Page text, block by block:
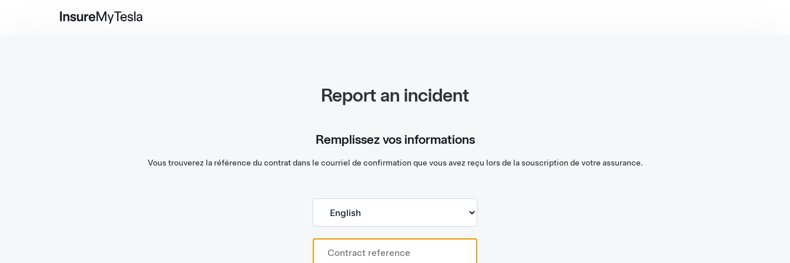
Report an incident
Remplissez vos informations
Vous trouverez la référence du contrat dans le courriel de confirmation que vous avez reçu lors de la souscription de votre assurance.